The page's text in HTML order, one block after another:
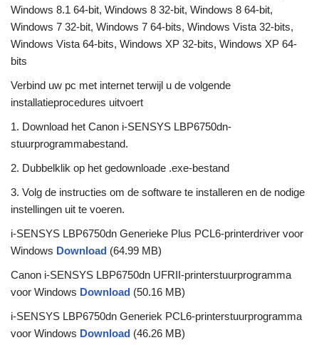
Windows 8.1 64-bit, Windows 8 32-bit, Windows 8 64-bit,
Windows 7 32-bit, Windows 7 64-bits, Windows Vista 32-bits,
Windows Vista 64-bits, Windows XP 32-bits, Windows XP 64-
bits
Verbind uw pc met internet terwijl u de volgende
installatieprocedures uitvoert
1. Download het Canon i-SENSYS LBP6750dn-
stuurprogrammabestand.
2. Dubbelklik op het gedownloade .exe-bestand
3. Volg de instructies om de software te installeren en de nodige
instellingen uit te voeren.
i-SENSYS LBP6750dn Generieke Plus PCL6-printerdriver voor
Windows Download (64.99 MB)
Canon i-SENSYS LBP6750dn UFRII-printerstuurprogramma
voor Windows Download (50.16 MB)
i-SENSYS LBP6750dn Generiek PCL6-printerstuurprogramma
voor Windows Download (46.26 MB)